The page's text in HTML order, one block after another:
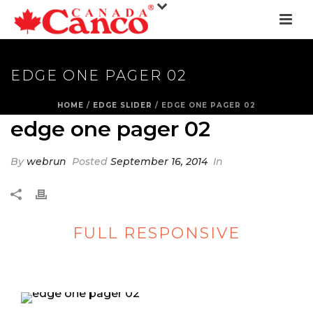
EDGE ONE PAGER 02
HOME / EDGE SLIDER / EDGE ONE PAGER 02
edge one pager 02
Bywebrun Posted September 16, 2014 In
FULL RESPONSIVE